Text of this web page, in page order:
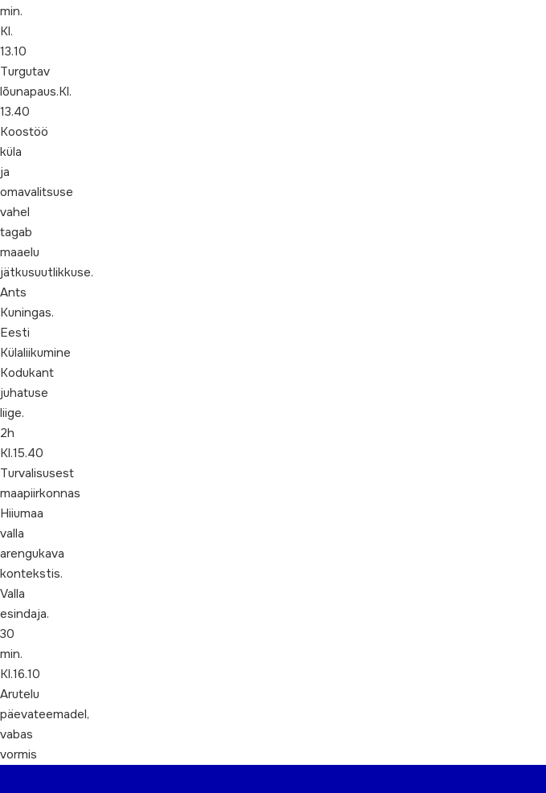
min.
Kl.
13.10
Turgutav
lõunapaus.Kl.
13.40
Koostöö
küla
ja
omavalitsuse
vahel
tagab
maaelu
jätkusuutlikkuse.
Ants
Kuningas.
Eesti
Külaliikumine
Kodukant
juhatuse
liige.
2h
Kl.15.40
Turvalisusest
maapiirkonnas
Hiiumaa
valla
arengukava
kontekstis.
Valla
esindaja.
30
min.
Kl.16.10
Arutelu
päevateemadel,
vabas
vormis